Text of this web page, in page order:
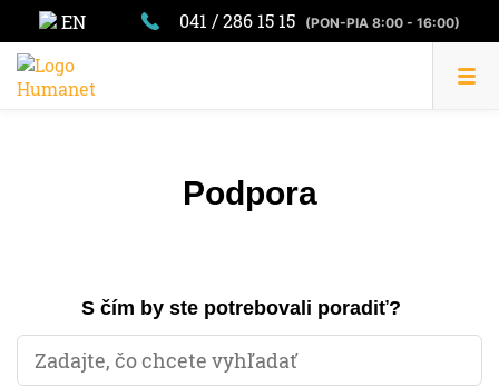
EN 041 / 286 15 15 (PON-PIA 8:00 - 16:00)
Podpora
S čím by ste potrebovali poradiť?